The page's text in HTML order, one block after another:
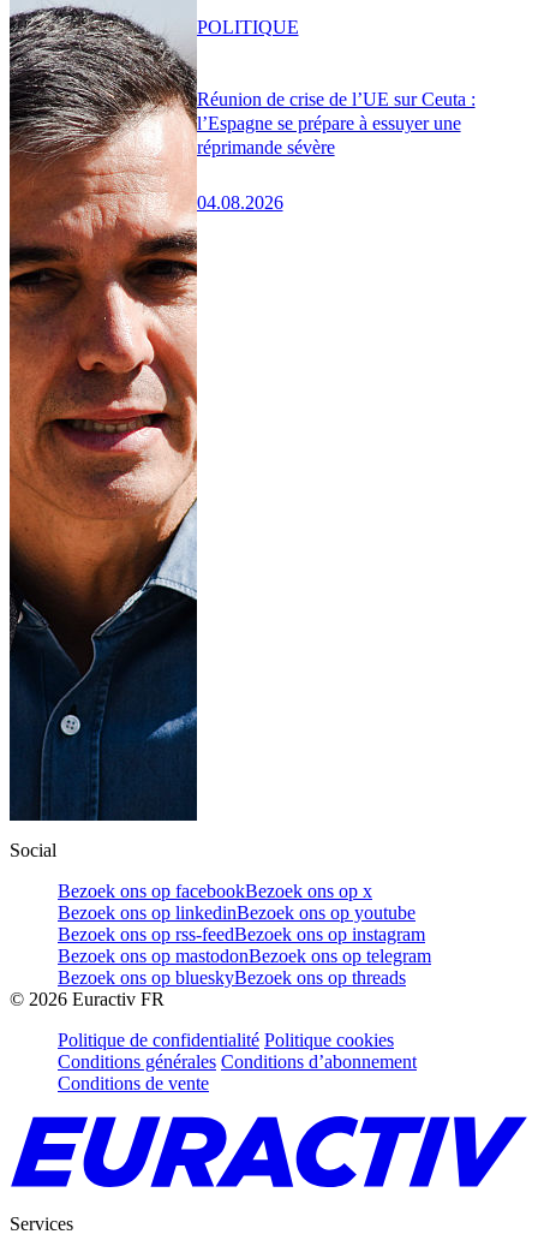
Réunion de crise de l’UE sur Ceuta :
l’Espagne se prépare à essuyer une
réprimande sévère
04.08.2026
POLITIQUE
Social
Bezoek ons op facebookBezoek ons op x
Bezoek ons op linkedinBezoek ons op youtube
Bezoek ons op rss-feedBezoek ons op instagram
Bezoek ons op mastodonBezoek ons op telegram
Bezoek ons op blueskyBezoek ons op threads
© 2026 Euractiv FR
Politique de confidentialité Politique cookies
Conditions générales Conditions d’abonnement
Conditions de vente
Services